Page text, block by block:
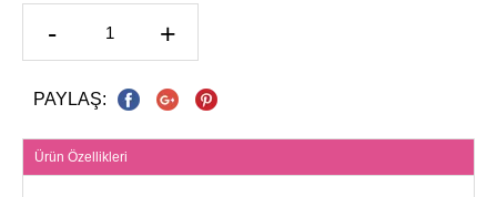
- +
PAYLAŞ:
Ürün Özellikleri